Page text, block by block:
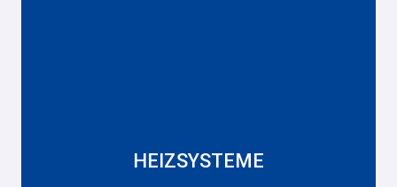
HEIZSYSTEME